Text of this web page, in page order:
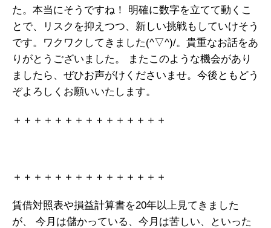
た。本当にそうですね！
明確に数字を立てて動くこ
とで、リスクを抑えつつ、新しい挑戦もしていけそう
です。ワクワクしてきました(^▽^)/。貴重なお話をあ
りがとうございました。
またこのような機会があり
ましたら、ぜひお声がけくださいませ。今後ともどう
ぞよろしくお願いいたします。
＋＋＋＋＋＋＋＋＋＋＋＋＋＋＋
＋＋＋＋＋＋＋＋＋＋＋＋＋＋＋
賃借対照表や損益計算書を20年以上見てきました
が、 今月は儲かっている、今月は苦しい、といった